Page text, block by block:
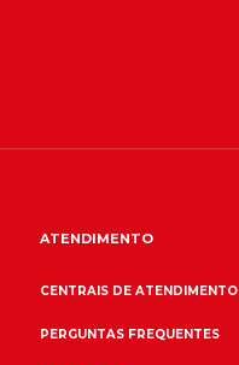
ATENDIMENTO
CENTRAIS DE ATENDIMENTO
PERGUNTAS FREQUENTES